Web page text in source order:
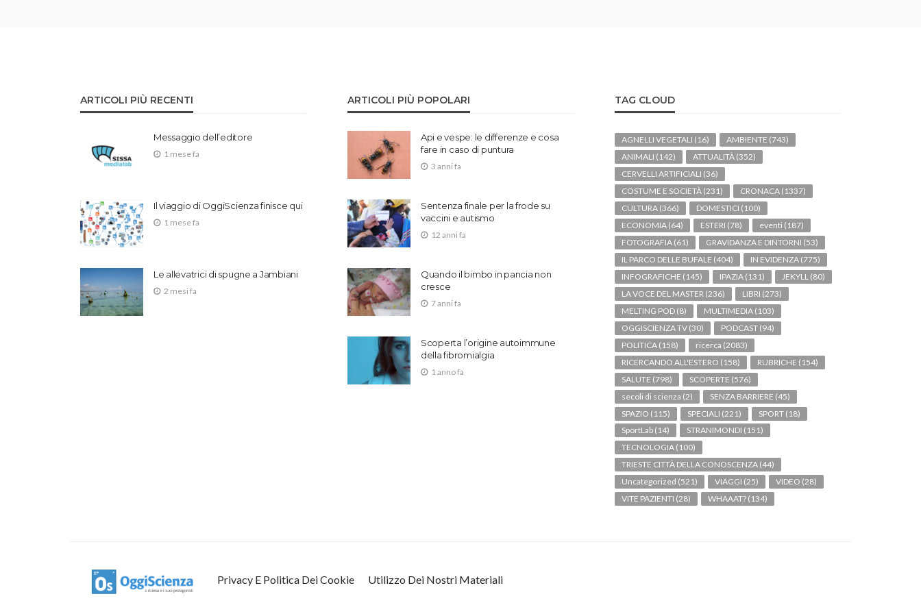
ARTICOLI PIÙ RECENTI
Messaggio dell’editore
1 mese fa
Il viaggio di OggiScienza finisce qui
1 mese fa
Le allevatrici di spugne a Jambiani
2 mesi fa
ARTICOLI PIÙ POPOLARI
Api e vespe: le differenze e cosa
fare in caso di puntura
3 anni fa
Sentenza finale per la frode su
vaccini e autismo
12 anni fa
Quando il bimbo in pancia non
cresce
7 anni fa
Scoperta l’origine autoimmune
della fibromialgia
1 anno fa
TAG CLOUD
AGNELLI VEGETALI (16) AMBIENTE (743)
ANIMALI (142) ATTUALITÀ (352)
CERVELLI ARTIFICIALI (36)
COSTUME E SOCIETÀ (231) CRONACA (1337)
CULTURA (366) DOMESTICI (100)
ECONOMIA (64) ESTERI (78) eventi (187)
FOTOGRAFIA (61) GRAVIDANZA E DINTORNI (53)
IL PARCO DELLE BUFALE (404) IN EVIDENZA (775)
INFOGRAFICHE (145) IPAZIA (131) JEKYLL (80)
LA VOCE DEL MASTER (236) LIBRI (273)
MELTING POD (8) MULTIMEDIA (103)
OGGISCIENZA TV (30) PODCAST (94)
POLITICA (158) ricerca (2083)
RICERCANDO ALL'ESTERO (158) RUBRICHE (154)
SALUTE (798) SCOPERTE (576)
secoli di scienza (2) SENZA BARRIERE (45)
SPAZIO (115) SPECIALI (221) SPORT (18)
SportLab (14) STRANIMONDI (151)
TECNOLOGIA (100)
TRIESTE CITTÀ DELLA CONOSCENZA (44)
Uncategorized (521) VIAGGI (25) VIDEO (28)
VITE PAZIENTI (28) WHAAAT? (134)
Privacy E Politica Dei Cookie Utilizzo Dei Nostri Materiali